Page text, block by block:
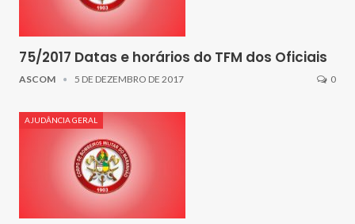
75/2017 Datas e horários do TFM dos Oficiais
ASCOM 5 DE DEZEMBRO DE 2017 0
AJUDÂNCIA GERAL